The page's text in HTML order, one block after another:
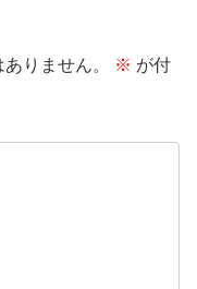
りません。 ※ が付